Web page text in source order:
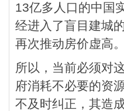
13亿多人口的中国
经进入了盲目建城
再次推动房价虚高。
所以，当前必须对
府消耗不必要的资
不及时纠正，其造